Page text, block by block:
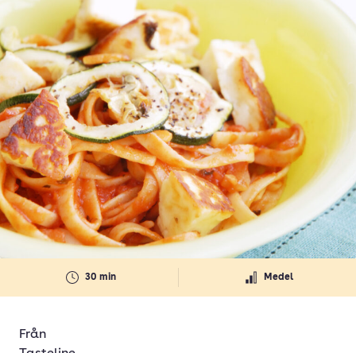
30 min Medel
Från